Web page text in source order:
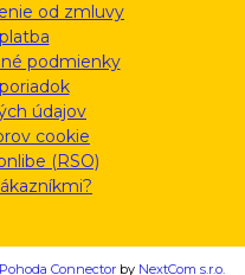
od zmluvy
podmienky
údajov
cookie
(RSO)
Connector by NextCom s.r.o.